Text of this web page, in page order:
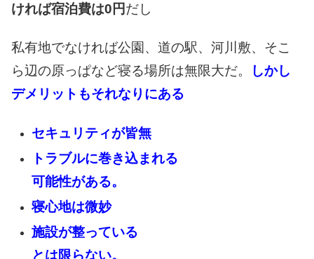
ければ宿泊費は0円だし
私有地でなければ公園、道の駅、 河川敷、そこ
ら辺の原っぱなど寝る場所は無限大だ。
しかし
デメリットもそれなりにある
セキュリティが皆無
トラブルに巻き込まれる
可能性がある。
寝心地は微妙
施設が整っている
とは限らない。